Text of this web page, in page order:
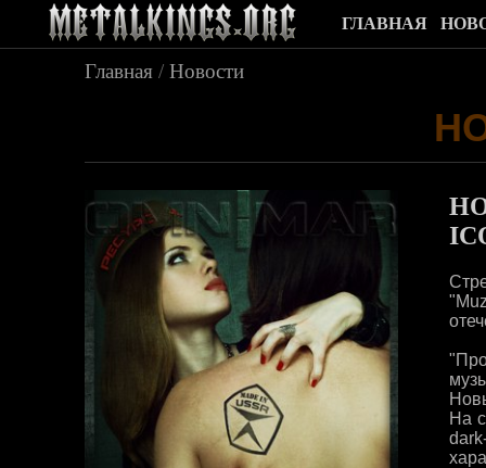
ГЛАВНАЯ
Главная /Новости
На